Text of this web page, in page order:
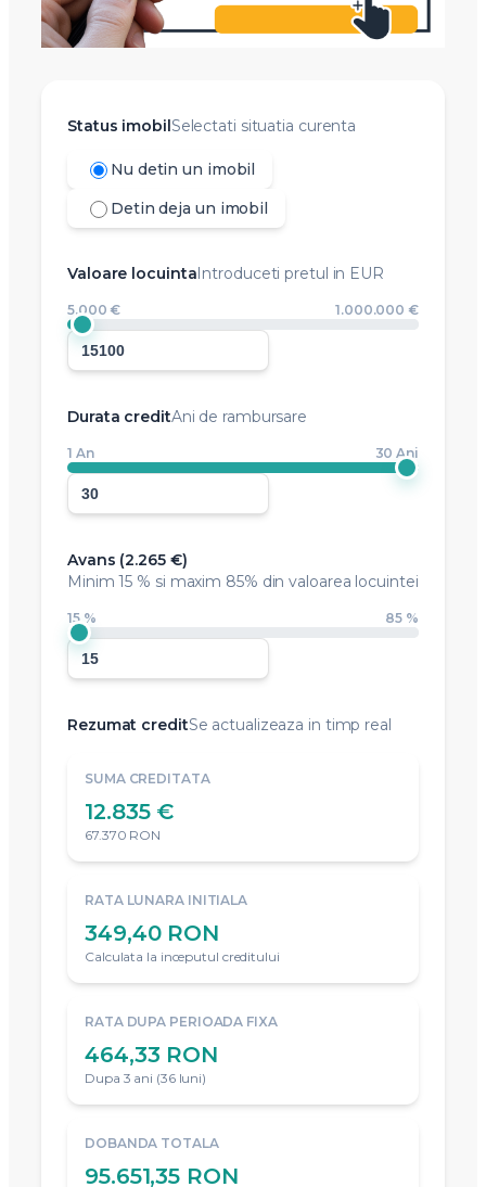
Status imobilSelectati situatia curenta
Nu detin un imobil
Detin deja un imobil
Valoare locuintaIntroduceti pretul in EUR
5.000 € 1.000.000 €
Durata creditAni de rambursare
1 An 30 Ani
Avans (2.265 €)
Minim15 % si maxim 85% din valoarea locuintei
15 % 85 %
Rezumat creditSe actualizeaza in timp real
SUMA CREDITATA
12.835 €
67.370 RON
RATA LUNARA INITIALA
349,40 RON
Calculata la inceputul creditului
RATA DUPA PERIOADA FIXA
464,33 RON
Dupa 3 ani (36 luni)
DOBANDA TOTALA
95.651,35 RON